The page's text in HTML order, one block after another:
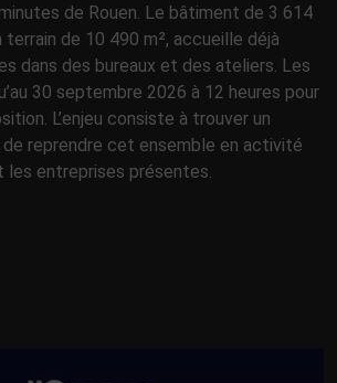
de Rouen. Le bâtiment de 3 614
terrain de 10 490 m², accueille déjà
dans des bureaux et des ateliers. Les
30 septembre 2026 à 12 heures pour
L’enjeu consiste à trouver un
de reprendre cet ensemble en activité
les entreprises présentes.